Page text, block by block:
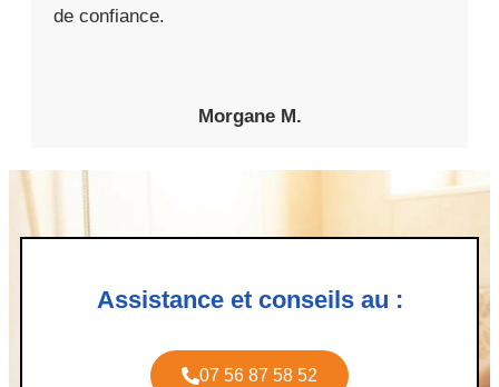
de confiance.
Morgane M.
Assistance et conseils au :
07 56 87 58 52